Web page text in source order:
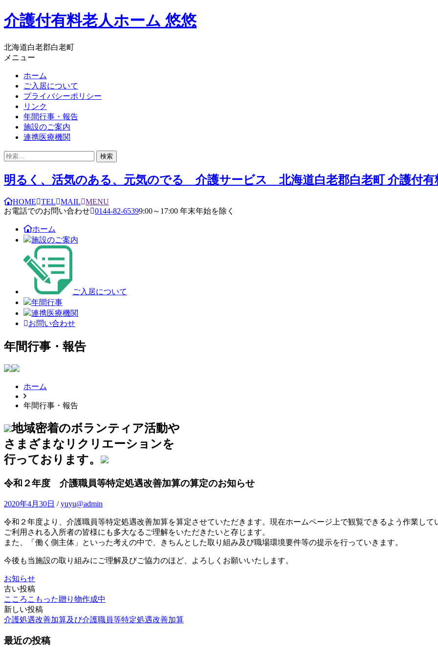
コ
ン
ン
ツ
介護付有料老人ホーム 悠悠
北海道白老郡白老町
メニュー
ホーム
ご入居について
プライバシーポリシー
リンク
年間行事・報告
施設のご案内
連携医療機関
検
明るく、活気のある、元気のでる 介護サービス 北海道白老郡白老町 介護付有
HOME TEL MAIL
MENU
お電話でのお問い合わせ 0144-82-65399:00～17:00 年末年始を除く
ホーム
施設のご案内
ご入居について
年間行事
連携医療機関
お問い合わせ
年間行事・報告
ホーム
年間行事・報告
地域密着のボランティア活動や
さまざまなリクリエーションを
行っております。
令和２年度 介護職員等特定処遇改善加算の算定のお知らせ
2020年4月30日 /yuyu@admin
令和２年度より、介護職員等特定処遇改善加算を算定させていただきます。現在ホームページ上で観覧できるよう作業して
ご利用される入所者の皆様にも多大なるご理解をいただきたいと存じます。
また、「働く側主体」といった考えの中で、きちんとした取り組み及び職場環境要件等の提示を行っていきます。
今後も当施設の取り組みにご理解及びご協力のほど、よろしくお願いいたします。
お知らせ
投
稿
ナ
ゲ
古い投稿
こころこもった贈り物作成中
新しい投稿
介護処遇改善加算及び介護職員等特定処遇改善加算
最近の投稿